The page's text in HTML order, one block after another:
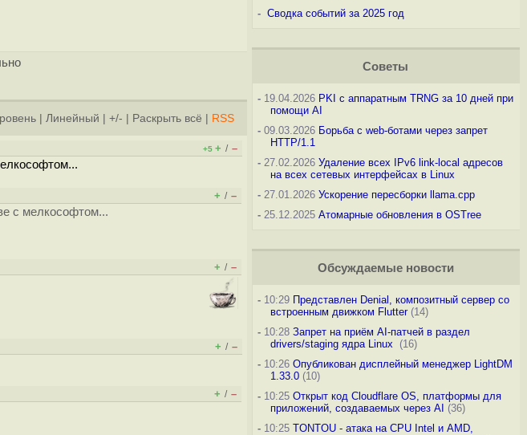
Линейный +/- Раскрыть всё RSS
+5 + / –
+ / –
с мелкософтом...
+ / –
+ / –
+ / –
- Сводка событий за 2025 год
Советы
-19.04.2026 PKI с аппаратным TRNG за 10 дней при
помощи AI
-09.03.2026 Борьба с web-ботами через запрет
HTTP/1.1
-27.02.2026 Удаление всех IPv6 link-local адресов
на всех сетевых интерфейсах в Linux
-27.01.2026 Ускорение пересборки llama.cpp
-25.12.2025 Атомарные обновления в OSTree
Обсуждаемые новости
-10:29 Представлен Denial, композитный сервер со
встроенным движком Flutter(14)
-10:28 Запрет на приём AI-патчей в раздел
drivers/staging ядра Linux
(16)
-10:26 Опубликован дисплейный менеджер LightDM
1.33.0(10)
-10:25 Открыт код Cloudflare OS, платформы для
приложений, создаваемых через AI (36)
-10:25 TONTOU - атака на CPU Intel и AMD,